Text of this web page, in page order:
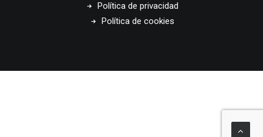
Política de privacidad
Política de cookies